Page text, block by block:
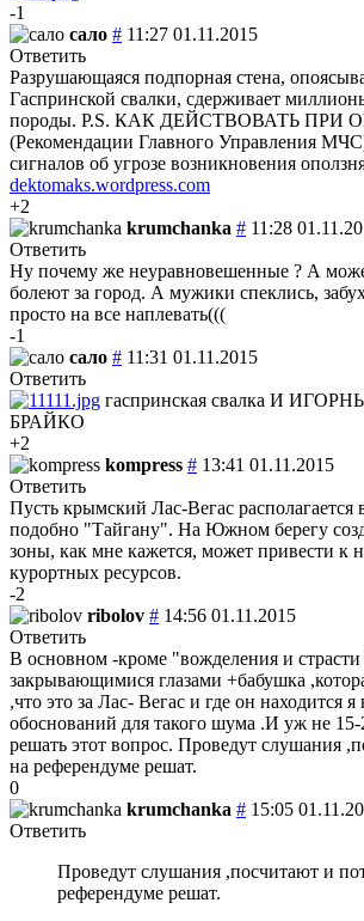
-1
сало # 11:27 01.11.2015
Ответить
Разрушающаяся подпорная стена,
Гаспринской свалки, сдерживает
породы. P.S. КАК ДЕЙСТВОВАТЬ ПРИ
(Рекомендации Главного Управления
сигналов об угрозе возникновения
dektomaks.wordpress.com
+2
krumchanka # 11:28
Ответить
Ну почему же неуравновешенные ? А
болеют за город. А мужики спеклись,
просто на все наплевать(((
-1
сало # 11:31 01.11.2015
Ответить
гаспринская свалка И
БРАЙКО
+2
kompress # 13:41 01.11.2015
Ответить
Пусть крымский Лас-Вегас
подобно "Тайгану". На Южном берегу
зоны, как мне кажется, может привести к
курортных ресурсов.
-2
ribolov # 14:56 01.11.2015
Ответить
В основном -кроме "вожделения и
закрывающимися глазами +бабушка
,что это за Лас- Вегас и где он находится я
обоснований для такого шума .И уж не 15-
решать этот вопрос. Проведут слушания
на референдуме решат.
0
krumchanka # 15:05
Ответить
Проведут слушания ,посчитают и
референдуме решат.